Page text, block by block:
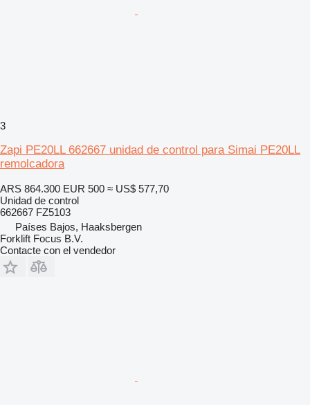
3
Zapi PE20LL 662667 unidad de control para Simai PE20LL
remolcadora
ARS 864.300 EUR 500 ≈ US$ 577,70
Unidad de control
662667 FZ5103
Países Bajos, Haaksbergen
Forklift Focus B.V.
Contacte con el vendedor